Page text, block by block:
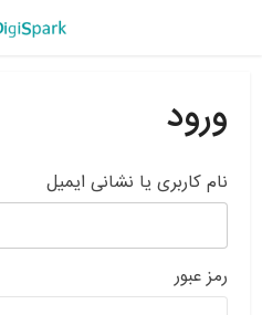
ورود
نام کاربری یا نشانی ایمیل
رمز عبور